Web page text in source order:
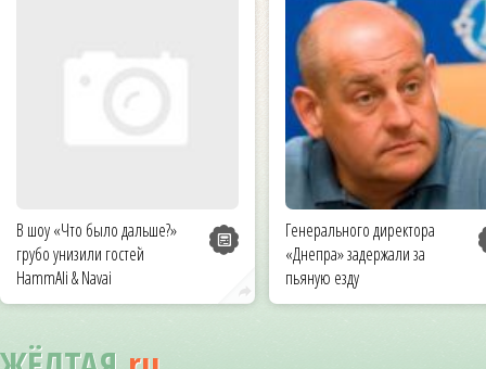
В шоу «Что было дальше?»
грубо унизили гостей
HammAli & Navai
Генерального директора
«Днепра» задержали за
пьяную езду